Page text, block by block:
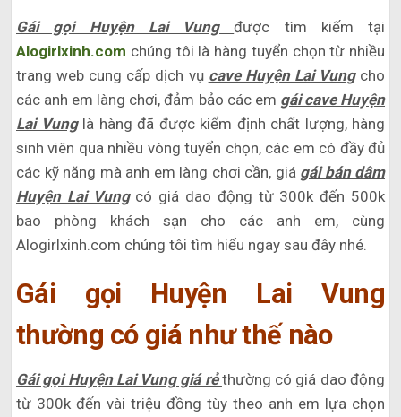
Gái gọi Huyện Lai Vung
được tìm kiếm tại
Alogirlxinh.com chúng tôi là hàng tuyển chọn từ nhiều
trang web cung cấp dịch vụ cave Huyện Lai Vungcho
các anh em làng chơi, đảm bảo các em gái cave Huyện
Lai Vunglà hàng đã được kiểm định chất lượng, hàng
sinh viên qua nhiều vòng tuyển chọn, các em có đầy đủ
các kỹ năng mà anh em làng chơi cần, giá gái bán dâm
Huyện Lai Vungcó giá dao động từ 300k đến 500k
bao phòng khách sạn cho các anh em, cùng
Alogirlxinh.com chúng tôi tìm hiểu ngay sau đây nhé.
Gái gọi Huyện Lai Vung
thường có giá như thế nào
Gái gọi Huyện Lai Vung giá rẻ thường có giá dao động
từ 300k đến vài triệu đồng tùy theo anh em lựa chọn